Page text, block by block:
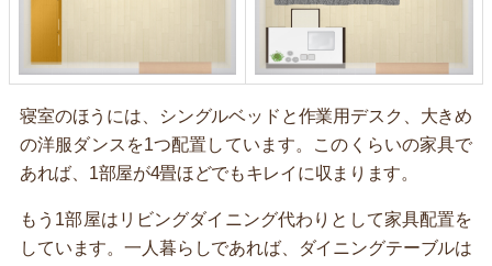
寝室のほうには、シングルベッドと作業用デスク、大きめ
の洋服ダンスを1つ配置しています。このくらいの家具で
あれば、1部屋が4畳ほどでもキレイに収まります。
もう1部屋はリビングダイニング代わりとして家具配置を
しています。一人暮らしであれば、ダイニングテーブルは